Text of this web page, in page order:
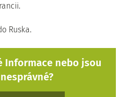
Ruska.
Informace nebo jsou